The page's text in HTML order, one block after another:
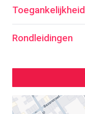
Toegankelijkheid
Rondleidingen